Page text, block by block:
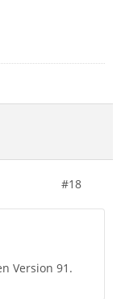
#18
Version 91.